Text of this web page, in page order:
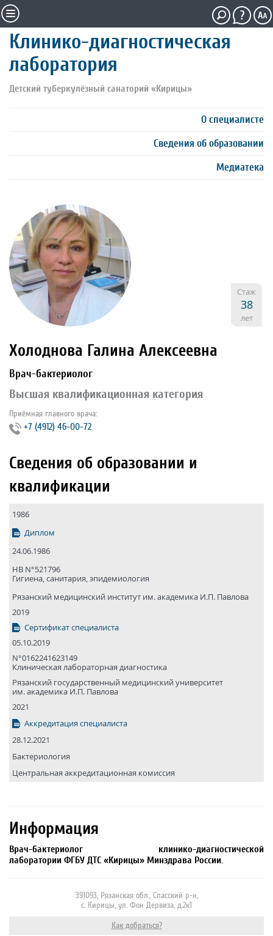
Клинико-диагностическая
лаборатория
Детский туберкулёзный санаторий «Кирицы»
О специалисте
Сведения об образовании
Медиатека
Стаж
38
лет
Холоднова Галина Алексеевна
Врач-бактериолог
Высшая квалификационная категория
Приёмная главного врача:
+7 (4912) 46-00-72
Сведения об образовании и
квалификации
1986
Диплом
24.06.1986
НВ N°521796
Гигиена, санитария, эпидемиология
Рязанский медицин­ский институт им. академика И.П. Павлова
2019
Сертификат специалиста
05.10.2019
N°0162241623149
Клиническая лабораторная диагностика
Рязанский государствен­ный медицин­ский универси­тет
им. академика И.П. Павлова
2021
Аккредитация специалиста
28.12.2021
Бактериология
Центральная аккредитационная комиссия
Информация
Врач-бактериолог клинико-диагностической
лаборатории ФГБУ ДТС «Кирицы» Минздрава России.
391093, Рязанская обл., Спасский р-н,
с. Кирицы, ул. Фон Дервиза, д.2к1
Как добраться?